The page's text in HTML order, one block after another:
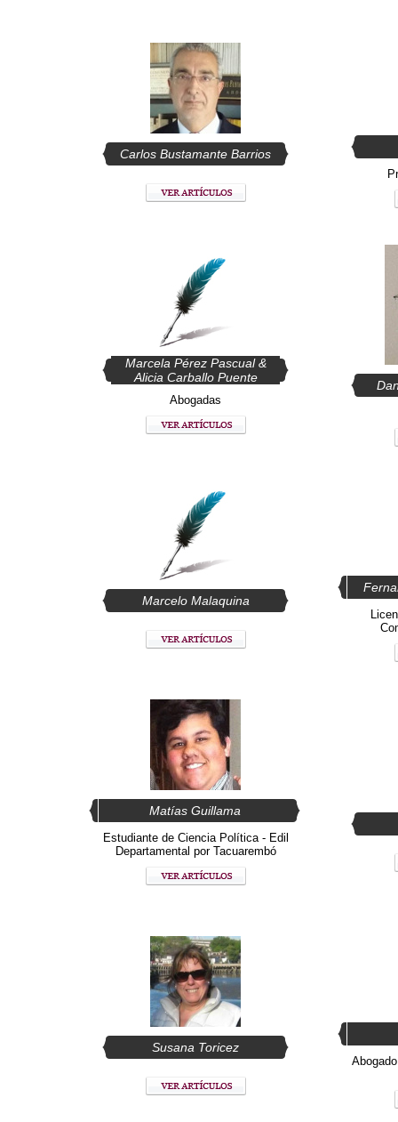
Carlos Bustamante Barrios
Marcela Pérez Pascual &
Alicia Carballo Puente
Abogadas
Marcelo Malaquina
Matías Guillama
Estudiante de Ciencia Política - Edil
Departamental por Tacuarembó
Susana Toricez